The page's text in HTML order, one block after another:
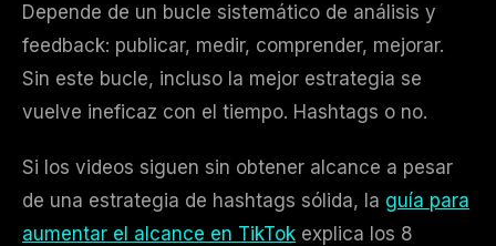
Depende de un bucle sistemático de análisis y
feedback: publicar, medir, comprender, mejorar.
Sin este bucle, incluso la mejor estrategia se
vuelve ineficaz con el tiempo. Hashtags o no.
Si los videos siguen sin obtener alcance a pesar
de una estrategia de hashtags sólida, la guía para
aumentar el alcance en TikTok explica los 8